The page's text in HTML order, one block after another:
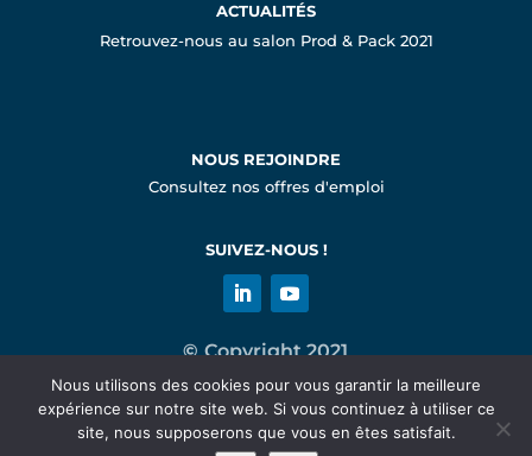
ACTUALITÉS
Retrouvez-nous au salon Prod & Pack 2021
NOUS REJOINDRE
Consultez nos offres d'emploi
SUIVEZ-NOUS !
©Copyright 2021
Mentions légales
Nous utilisons des cookies pour vous garantir la meilleure
expérience sur notre site web. Si vous continuez à utiliser ce
site, nous supposerons que vous en êtes satisfait.